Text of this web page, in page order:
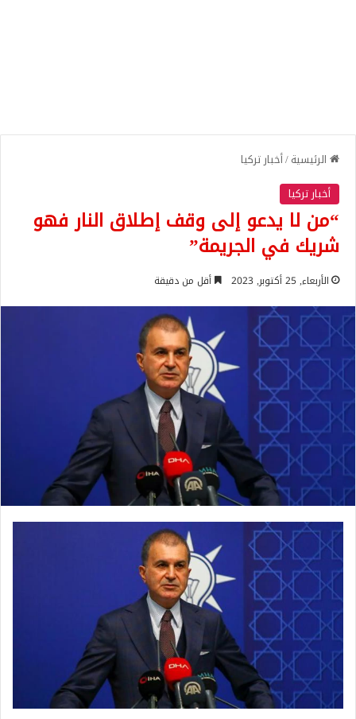
الرئيسية/أخبار تركيا
أخبار تركيا
“من لا يدعو إلى وقف إطلاق النار فهو
شريك في الجريمة”
الأربعاء, 25 أكتوبر, 2023 أقل من دقيقة